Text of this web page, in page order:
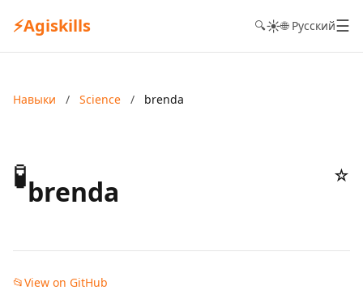
⚡Agiskills 🔍☀️🌐 Русский☰
Навыки / Science / brenda
🧪brenda ☆
📂View on GitHub